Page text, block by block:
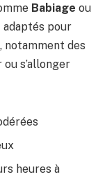
Babiage ou
pour
notamment des
s’allonger
heures à